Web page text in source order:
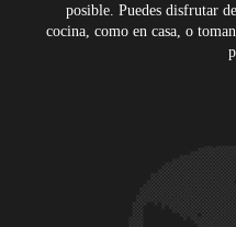
posible. Puedes disfrutar
cocina, como en casa, o